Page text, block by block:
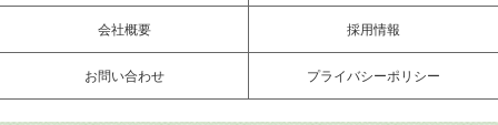
会社概要 採用情報
お問い合わせ プライバシーポリシー